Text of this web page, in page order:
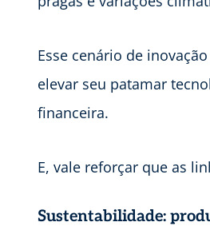
Esse cenário de inovação
elevar seu patamar
financeira.
E, vale reforçar que as
Sustentabilidade: